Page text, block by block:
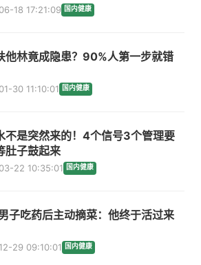
18 17:21:09 国内健康
他林竟成隐患？90%人第一步就错
30 11:10:01 国内健康
不是突然来的！4个信号3个管理要
肚子鼓起来
22 10:35:01 国内健康
子吃药后主动摘菜：他终于活过来
29 09:10:01 国内健康